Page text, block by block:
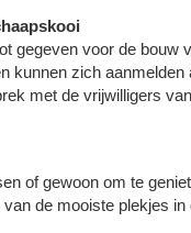
gegeven voor de
kunnen zich
met de vrijwilligers
of gewoon om te
de mooiste plekjes